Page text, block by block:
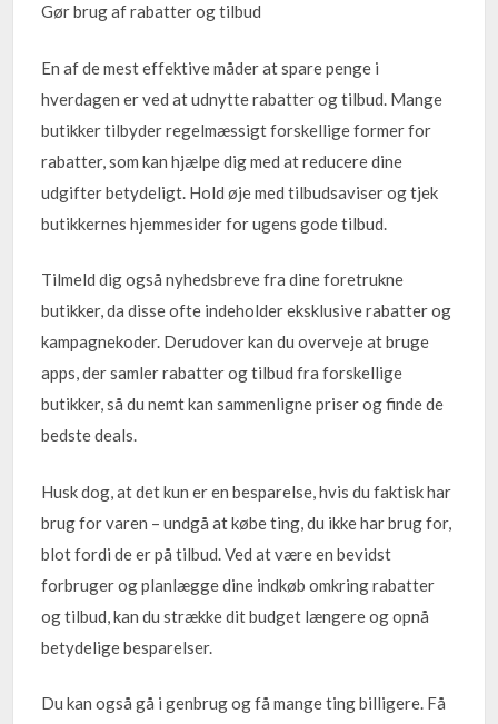
Gør brug af rabatter og tilbud
En af de mest effektive måder at spare penge i
hverdagen er ved at udnytte rabatter og tilbud. Mange
butikker tilbyder regelmæssigt forskellige former for
rabatter, som kan hjælpe dig med at reducere dine
udgifter betydeligt. Hold øje med tilbudsaviser og tjek
butikkernes hjemmesider for ugens gode tilbud.
Tilmeld dig også nyhedsbreve fra dine foretrukne
butikker, da disse ofte indeholder eksklusive rabatter og
kampagnekoder. Derudover kan du overveje at bruge
apps, der samler rabatter og tilbud fra forskellige
butikker, så du nemt kan sammenligne priser og finde de
bedste deals.
Husk dog, at det kun er en besparelse, hvis du faktisk har
brug for varen – undgå at købe ting, du ikke har brug for,
blot fordi de er på tilbud. Ved at være en bevidst
forbruger og planlægge dine indkøb omkring rabatter
og tilbud, kan du strække dit budget længere og opnå
betydelige besparelser.
Du kan også gå i genbrug og få mange ting billigere. Få